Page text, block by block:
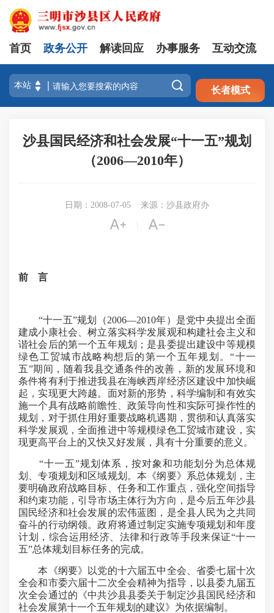
注册 登录
首页 政务公开 解读回应 办事服务 互动交流
 长者模式
沙县国民经济和社会发展“十一五”规划
（2006—2010年）
日期：2008-07-05 来源：沙县政府办
 
前 言
“十一五”规划（2006—2010年）是党中央提出全面
建成小康社会、树立落实科学发展观和构建社会主义和
谐社会后的第一个五年规划；是县委提出建设中等规模
绿色工贸城市战略构想后的第一个五年规划。“十一
五”期间，随着我县交通条件的改善，新的发展环境和
条件将有利于推进我县在海峡西岸经济区建设中加快崛
起，实现更大跨越。面对新的形势，科学编制和有效实
施一个具有战略前瞻性、政策导向性和实际可操作性的
规划，对于抓住用好重要战略机遇期，贯彻和认真落实
科学发展观，全面推进中等规模绿色工贸城市建设，实
现更高平台上的又快又好发展，具有十分重要的意义。
“十一五”规划体系，按对象和功能划分为总体规
划、专项规划和区域规划。本《纲要》系总体规划，主
要明确政府战略目标、任务和工作重点，强化空间指导
和约束功能，引导市场主体行为方向，是今后五年沙县
国民经济和社会发展的宏伟蓝图，是全县人民为之共同
奋斗的行动纲领。政府将通过制定实施专项规划和年度
计划，综合运用经济、法律和行政等手段来保证“十一
五”总体规划目标任务的完成。
本《纲要》以党的十六届五中全会、省委七届十次
全会和市委六届十二次全会精神为指导，以县委九届五
次全会通过的《中共沙县县委关于制定沙县国民经济和
社会发展第十一个五年规划的建议》为依据编制。